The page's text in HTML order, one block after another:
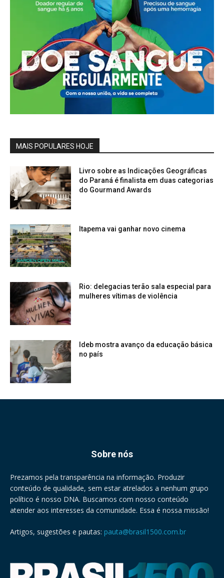
MAIS POPULARES HOJE
Livro sobre as Indicações Geográficas
do Paraná é finalista em duas categorias
do Gourmand Awards
Itapema vai ganhar novo cinema
Rio: delegacias terão sala especial para
mulheres vítimas de violência
Ideb mostra avanço da educação básica
no país
Sobre nós
Prezamos pela transparência na informação. Produzir
conteúdo de qualidade, sem estar atrelados a nenhum grupo
político é nosso DNA. Buscamos com nosso conteúdo
atender aos interesses da comunidade. Essa é nossa missão!
Artigos, sugestões e pautas: pauta@brasil1500.com.br